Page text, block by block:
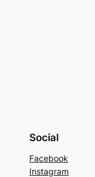
Social
Facebook
Instagram